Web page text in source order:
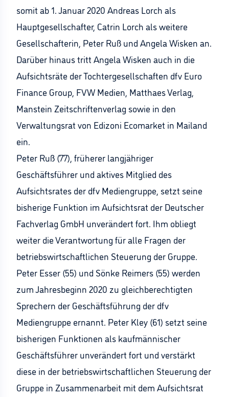
somit ab 1. Januar 2020 Andreas Lorch als
Hauptgesellschafter, Catrin Lorch als weitere
Gesellschafterin, Peter Ruß und Angela Wisken an.
Darüber hinaus tritt Angela Wisken auch in die
Aufsichtsräte der Tochtergesellschaften dfv Euro
Finance Group, FVW Medien, Matthaes Verlag,
Manstein Zeitschriftenverlag sowie in den
Verwaltungsrat von Edizoni Ecomarket in Mailand
ein.
Peter Ruß (77), früherer langjähriger
Geschäftsführer und aktives Mitglied des
Aufsichtsrates der dfv Mediengruppe, setzt seine
bisherige Funktion im Aufsichtsrat der Deutscher
Fachverlag GmbH unverändert fort. Ihm obliegt
weiter die Verantwortung für alle Fragen der
betriebswirtschaftlichen Steuerung der Gruppe.
Peter Esser (55) und Sönke Reimers (55) werden
zum Jahresbeginn 2020 zu gleichberechtigten
Sprechern der Geschäftsführung der dfv
Mediengruppe ernannt. Peter Kley (61) setzt seine
bisherigen Funktionen als kaufmännischer
Geschäftsführer unverändert fort und verstärkt
diese in der betriebswirtschaftlichen Steuerung der
Gruppe in Zusammenarbeit mit dem Aufsichtsrat